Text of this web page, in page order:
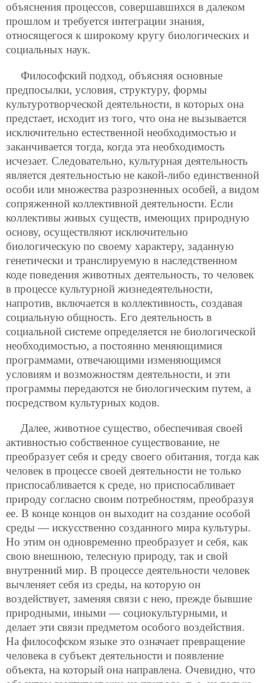
объяснения процессов, совершавшихся в далеком
прошлом и требуется интеграции знания,
относящегося к широкому кругу биологических и
социальных наук.
Философский подход, объясняя основные
предпосылки, условия, структуру, формы
культуротворческой деятельности, в которых она
предстает, исходит из того, что она не вызывается
исключительно естественной необходимостью и
заканчивается тогда, когда эта необходимость
исчезает. Следовательно, культурная деятельность
является деятельностью не какой-либо единственной
особи или множества разрозненных особей, а видом
сопряженной коллективной деятельности. Если
коллективы живых существ, имеющих природную
основу, осуществляют исключительно
биологическую по своему характеру, заданную
генетически и транслируемую в наследственном
коде поведения животных деятельность, то человек
в процессе культурной жизнедеятельности,
напротив, включается в коллективность, создавая
социальную общность. Его деятельность в
социальной системе определяется не биологической
необходимостью, а постоянно меняющимися
программами, отвечающими изменяющимся
условиям и возможностям деятельности, и эти
программы передаются не биологическим путем, а
посредством культурных кодов.
Далее, животное существо, обеспечивая своей
активностью собственное существование, не
преобразует себя и среду своего обитания, тогда как
человек в процессе своей деятельности не только
приспосабливается к среде, но приспосабливает
природу согласно своим потребностям, преобразуя
ее. В конце концов он выходит на создание особой
среды — искусственно созданного мира культуры.
Но этим он одновременно преобразует и себя, как
свою внешнюю, телесную природу, так и свой
внутренний мир. В процессе деятельности человек
вычленяет себя из среды, на которую он
воздействует, заменяя связи с нею, прежде бывшие
природными, иными — социокультурными, и
делает эти связи предметом особого воздействия.
На философском языке это означает превращение
человека в субъект деятельности и появление
объекта, на который она направлена. Очевидно, что